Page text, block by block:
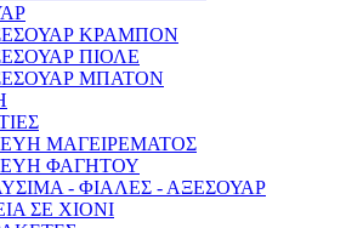
ΚΡΑΜΠΟΝ
ΠΙΟΛΕ
ΜΠΑΤΟΝ
ΜΑΓΕΙΡΕΜΑΤΟΣ
ΦΑΓΗΤΟΥ
- ΦΙΑΛΕΣ - ΑΞΕΣΟΥΑΡ
ΣΕ ΧΙΟΝΙ